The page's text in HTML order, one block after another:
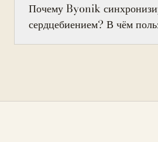
Почему Byonik
сердцебиением? В чём